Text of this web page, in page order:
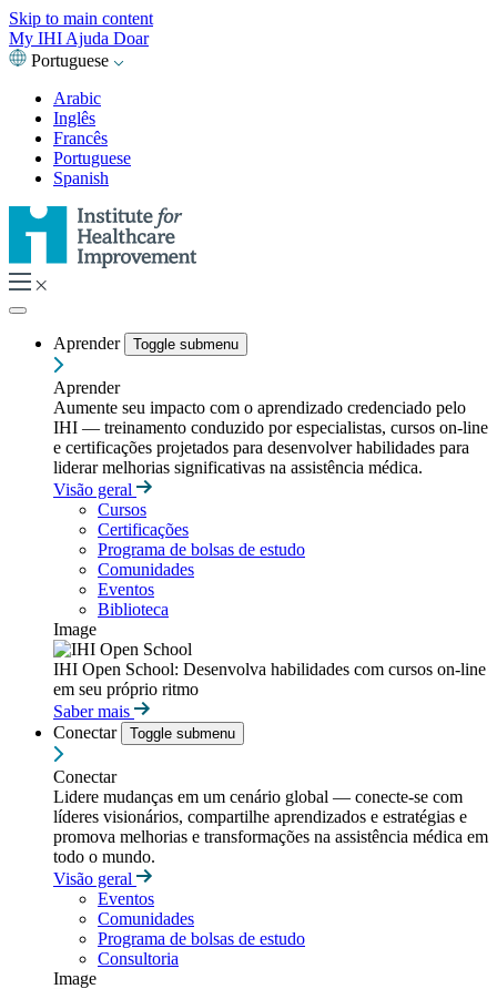
Skip to main content
My IHI Ajuda Doar
Portuguese
Arabic
Inglês
Francês
Portuguese
Spanish
Aprender Toggle submenu
Aprender
Aumente seu impacto com o aprendizado credenciado pelo
IHI — treinamento conduzido por especialistas, cursos on-line
e certificações projetados para desenvolver habilidades para
liderar melhorias significativas na assistência médica.
Visão geral
Cursos
Certificações
Programa de bolsas de estudo
Comunidades
Eventos
Biblioteca
Image
IHI Open School: Desenvolva habilidades com cursos on-line
em seu próprio ritmo
Saber mais
Conectar
Toggle submenu
Conectar
Lidere mudanças em um cenário global — conecte-se com
líderes visionários, compartilhe aprendizados e estratégias e
promova melhorias e transformações na assistência médica em
todo o mundo.
Visão geral
Eventos
Comunidades
Programa de bolsas de estudo
Consultoria
Image